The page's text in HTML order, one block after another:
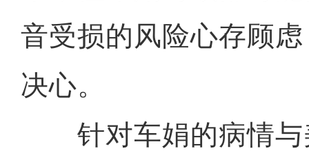
音受损的风险心存顾
决心。
针对车娟的病情与